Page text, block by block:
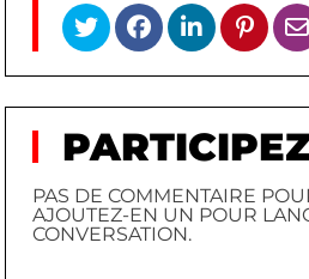
PAS DE COMMENTAIRE
AJOUTEZ-EN UN POUR
CONVERSATION.